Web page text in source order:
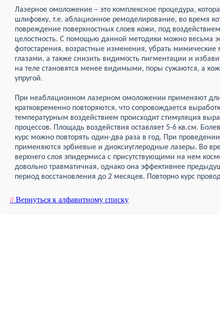
Лазерное омоложение – это комплексное процедура,
шлифовку, т.е. аблационное ремоделирование, во время
повреждение поверхностных слоев кожи, под
целостность. С помощью данной методики можно весьма
фотостарения, возрастные изменения, убрать
глазами, а также снизить видимость пигментации и
на теле становятся менее видимыми, поры сужаются, а
упругой.
При неаблационном лазерном омоложении применяют
кратковременно повторяются, что сопровождается
температурным воздействием происходит стимуляция
процессов. Площадь воздействия оставляет 5-6 кв.см.
курс можно повторять один-два раза в год. При
применяются эрбиевые и диоксиуглеродные лазеры. Во
верхнего слоя эпидермиса с присутствующими на нем
довольно травматичная, однако она эффективнее
период восстановления до 2 месяцев. Повторно курс
//Вернуться к алфавитному списку